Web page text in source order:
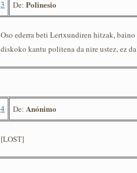
3 De: Polinesio
Oso ederra beti Lertxundiren hitzak,
diskoko kantu politena da nire ustez, ez
4 De: Anónimo
[LOST]